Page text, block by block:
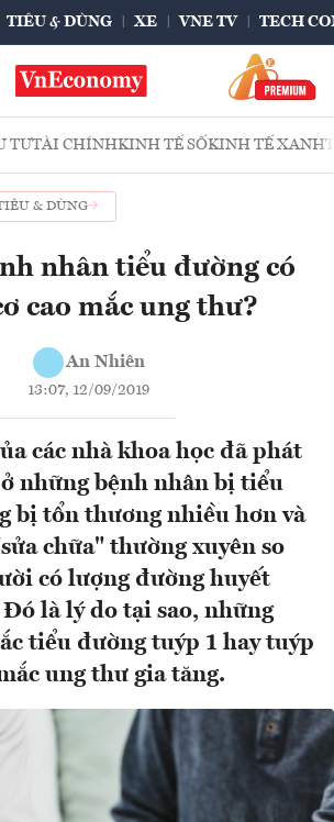
TIÊU & DÙNG XE VNE TV TECH
TƯTÀI CHÍNHKINH TẾ SỐKINH TẾ XANH
& DÙNG
nhân tiểu đường có
cao mắc ung thư?
An Nhiên
13:07, 12/09/2019
các nhà khoa học đã phát
những bệnh nhân bị tiểu
bị tổn thương nhiều hơn và
chữa" thường xuyên so
có lượng đường huyết
là lý do tại sao, những
tiểu đường tuýp 1 hay tuýp
ung thư gia tăng.